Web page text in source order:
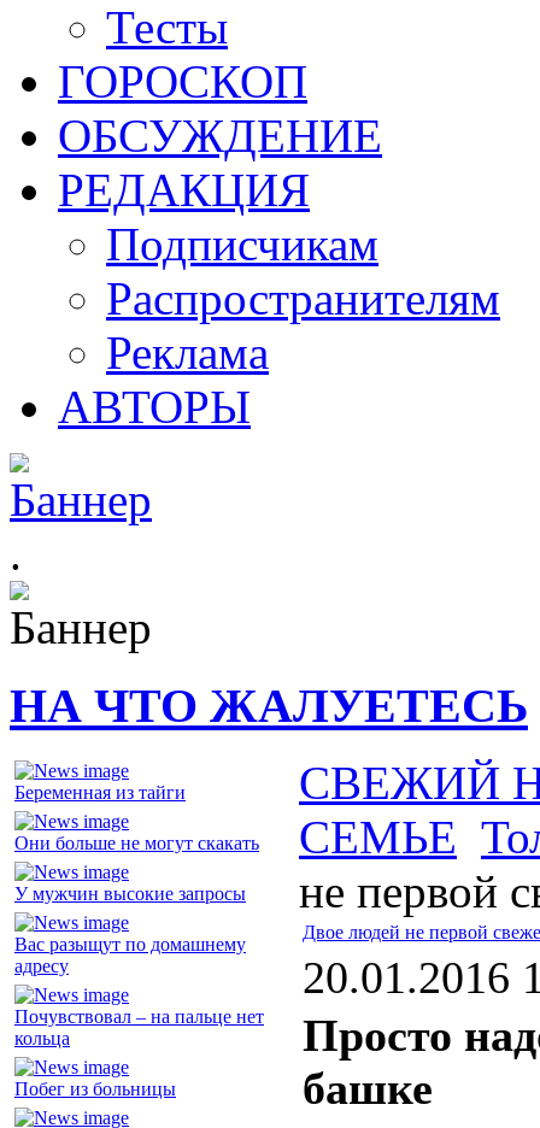
Тесты
ГОРОСКОП
ОБСУЖДЕНИЕ
РЕДАКЦИЯ
Подписчикам
Распространителям
Реклама
АВТОРЫ
.
НА ЧТО ЖАЛУЕТЕСЬ
Беременная из тайги
Они больше не могут скакать
У мужчин высокие запросы
Вас разыщут по домашнему
адресу
Почувствовал – на пальце нет
кольца
Побег из больницы
СВЕЖИЙ
СЕМЬЕ
не первой
Двое людей не первой
20.01.2016
Просто
башке